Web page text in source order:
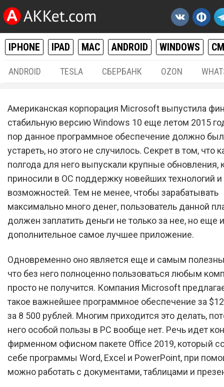
IPHONE IPAD MAC ANDROID WINDOWS
ANDROID TESLA СБЕРБАНК OZON
Самое лучшее
500 рублей стало
для Windows 10
Американская корпорация Microsoft выпустила
стабильную версию Windows 10 еще летом 2015
пор данное программное обеспечение должно
устареть, но этого не случилось. Секрет в том, что
полгода для него выпускали крупные обновления,
приносили в ОС поддержку новейших технологий и
возможностей. Тем не менее, чтобы зарабатывать
максимально много денег, пользователь данной
должен заплатить деньги не только за нее, но еще
дополнительное самое лучшее приложение.
Одновременно оно является еще и самым
что без него полноценно пользоваться любым
просто не получится. Компания Microsoft
такое важнейшее программное обеспечение за
за 8 500 рублей. Многим приходится это делать,
него особой пользы в PC вообще нет. Речь идет
фирменном офисном пакете Office 2019, который
себе программы Word, Excel и PowerPoint, при
можно работать с документами, таблицами и